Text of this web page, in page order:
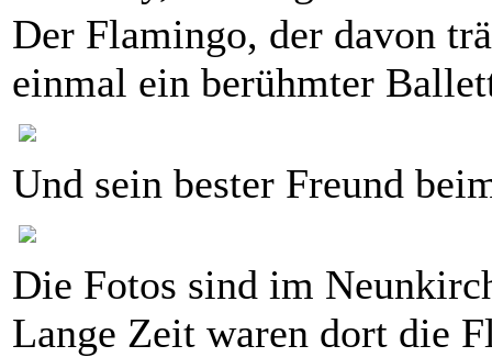
Der Flamingo, der davon
einmal ein berühmter
Und sein bester Freund
Die Fotos sind im
Lange Zeit waren dort die